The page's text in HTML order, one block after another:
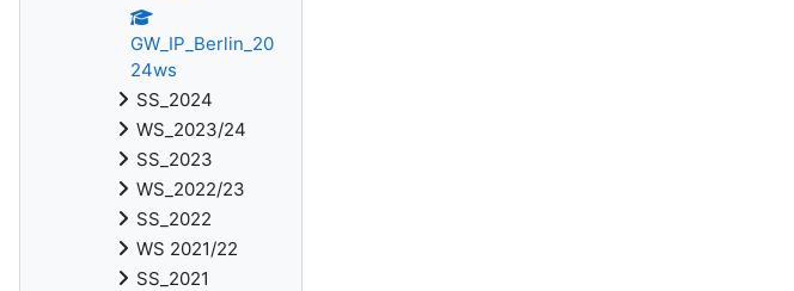
GW_IP_Berlin_20
24ws
SS_2024
WS_2023/24
SS_2023
WS_2022/23
SS_2022
WS 2021/22
SS_2021